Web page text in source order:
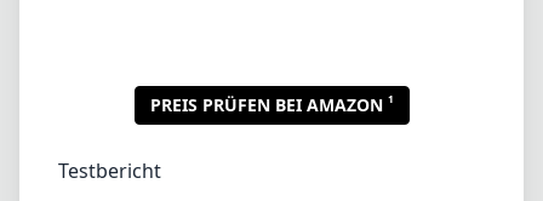
Lenses by mount